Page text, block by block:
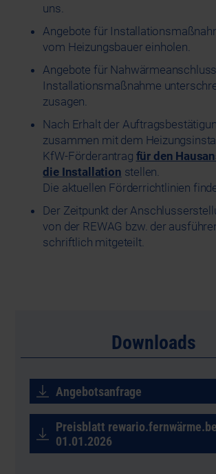
uns.
Angebote für
vom Heizungsbauer einholen.
Angebote für
Installationsmaßnahme
zusagen.
Nach Erhalt der
zusammen mit dem
KfW-Förderantrag für den
die Installation stellen.
Die aktuellen Förderrichtlinien
Der Zeitpunkt der
von der REWAG bzw. der
schriftlich mitgeteilt.
Downloads
Angebotsanfrage
Preisblatt
01.01.2026